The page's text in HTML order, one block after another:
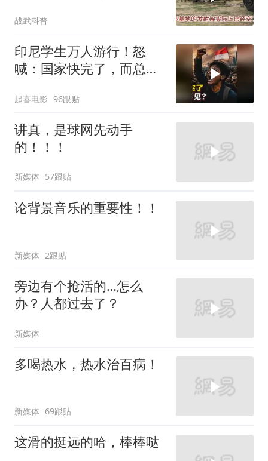
让人掀了个干净
战武科普
印尼学生万人游行！怒
喊：国家快完了，而总统
起喜电影 96跟贴
讲真，是球网先动手
的！！！
新媒体 57跟贴
论背景音乐的重要性！！
新媒体 2跟贴
旁边有个抢活的…怎么
办？人都过去了？
新媒体
多喝热水，热水治百病！
新媒体 69跟贴
这滑的挺远的哈，棒棒哒